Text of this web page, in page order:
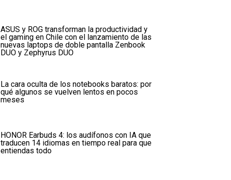
ASUS y ROG transforman la productividad y
el gaming en Chile con el lanzamiento de las
nuevas laptops de doble pantalla Zenbook
DUO y Zephyrus DUO
La cara oculta de los notebooks baratos: por
qué algunos se vuelven lentos en pocos
meses
HONOR Earbuds 4: los audífonos con IA que
traducen 14 idiomas en tiempo real para que
entiendas todo